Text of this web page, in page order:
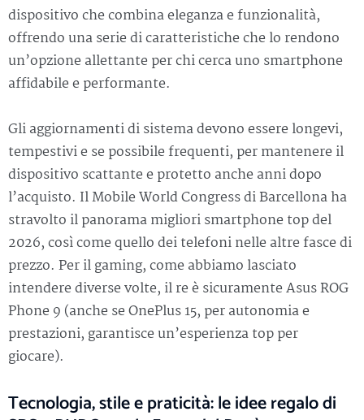
dispositivo che combina eleganza e funzionalità,
offrendo una serie di caratteristiche che lo rendono
un’opzione allettante per chi cerca uno smartphone
affidabile e performante.
Gli aggiornamenti di sistema devono essere longevi,
tempestivi e se possibile frequenti, per mantenere il
dispositivo scattante e protetto anche anni dopo
l’acquisto. Il Mobile World Congress di Barcellona ha
stravolto il panorama migliori smartphone top del
2026, così come quello dei telefoni nelle altre fasce di
prezzo. Per il gaming, come abbiamo lasciato
intendere diverse volte, il re è sicuramente Asus ROG
Phone 9 (anche se OnePlus 15, per autonomia e
prestazioni, garantisce un’esperienza top per
giocare).
Tecnologia, stile e praticità: le idee regalo di